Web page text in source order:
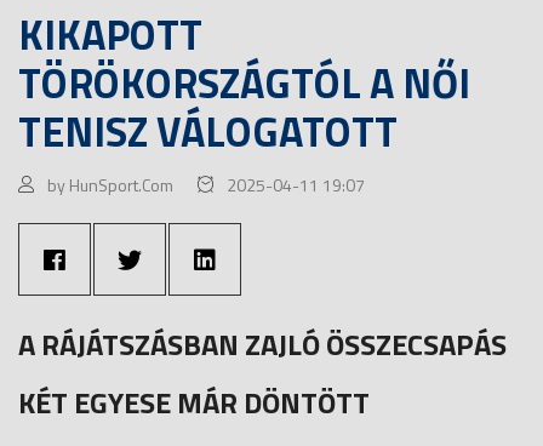
KIKAPOTT
TÖRÖKORSZÁGTÓL A NŐI
TENISZ VÁLOGATOTT
by HunSport.Com 2025-04-11 19:07
A RÁJÁTSZÁSBAN ZAJLÓ ÖSSZECSAPÁS
KÉT EGYESE MÁR DÖNTÖTT